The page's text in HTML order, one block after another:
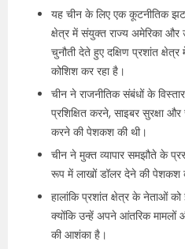
यह चीन के लिए एक कूटनीतिक
क्षेत्र में संयुक्त राज्य अमेरिका और
चुनौती देते हुए दक्षिण प्रशांत
कोशिश कर रहा है।
चीन ने राजनीतिक संबंधों के
प्रशिक्षित करने, साइबर सुरक्षा
करने की पेशकश की थी।
चीन ने मुक्त व्यापार समझौते के
रूप में लाखों डॉलर देने की पेशकश
हालांकि प्रशांत क्षेत्र के नेताओं
क्योंकि उन्हें अपने आंतरिक मामलों
की आशंका है।